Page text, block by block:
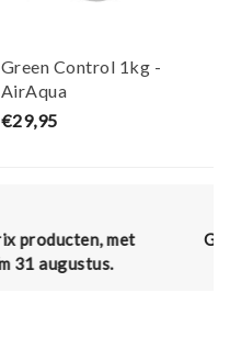
Green Control 1kg -
AirAqua
€29,95
Gratis verzending vanaf